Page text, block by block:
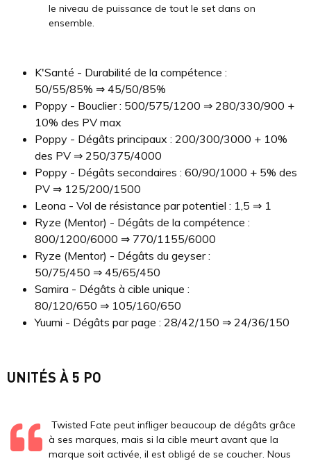
le niveau de puissance de tout le set dans on
ensemble.
K'Santé - Durabilité de la compétence :
50/55/85% ⇒ 45/50/85%
Poppy - Bouclier : 500/575/1200 ⇒ 280/330/900 +
10% des PV max
Poppy - Dégâts principaux : 200/300/3000 + 10%
des PV ⇒ 250/375/4000
Poppy - Dégâts secondaires : 60/90/1000 + 5% des
PV ⇒ 125/200/1500
Leona - Vol de résistance par potentiel : 1,5 ⇒ 1
Ryze (Mentor) - Dégâts de la compétence :
800/1200/6000 ⇒ 770/1155/6000
Ryze (Mentor) - Dégâts du geyser :
50/75/450 ⇒ 45/65/450
Samira - Dégâts à cible unique :
80/120/650 ⇒ 105/160/650
Yuumi - Dégâts par page : 28/42/150 ⇒ 24/36/150
UNITÉS À 5 PO
Twisted Fate peut infliger beaucoup de dégâts grâce
à ses marques, mais si la cible meurt avant que la
marque soit activée, il est obligé de se coucher. Nous